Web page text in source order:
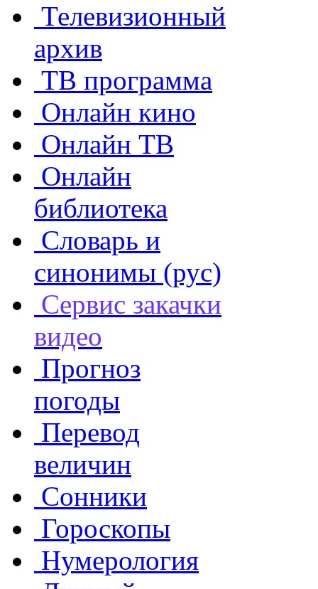
Телевизионный
архив
ТВ программа
Онлайн кино
Онлайн ТВ
Онлайн
библиотека
Словарь и
синонимы (рус)
Сервис закачки
видео
Прогноз
погоды
Перевод
величин
Сонники
Гороскопы
Нумерология